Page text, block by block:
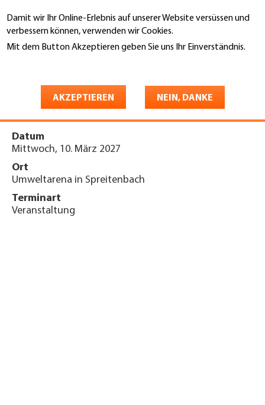
Damit wir Ihr Online-Erlebnis auf unserer Website versüssen und
verbessern können, verwenden wir Cookies.
Mit dem Button Akzeptieren geben Sie uns Ihr Einverständnis.
AKZEPTIEREN NEIN, DANKE
zum
Inhalt
Fachtagung «Zukunft
Gebäudehülle» 2027
Datum
Mittwoch, 10. März 2027
Ort
Umweltarena in Spreitenbach
Terminart
Veranstaltung